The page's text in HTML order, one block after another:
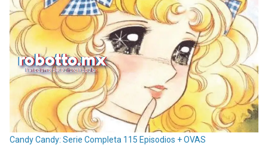
Candy Candy: Serie Completa 115 Episodios + OVAS